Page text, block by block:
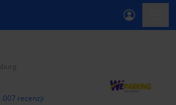
recenzji